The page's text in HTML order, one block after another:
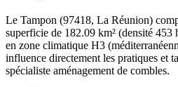
Le Tampon (97418, La Réunion)
superficie de 182.09 km² (densité 453
en zone climatique H3
influence directement les pratiques et
spécialiste aménagement de combles.